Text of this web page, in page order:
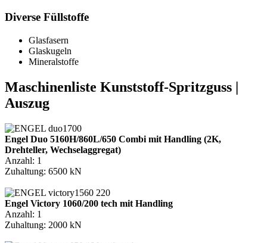
Diverse Füllstoffe
Glasfasern
Glaskugeln
Mineralstoffe
Maschinenliste Kunststoff-Spritzguss |
Auszug
Engel Duo 5160H/860L/650 Combi mit Handling (2K,
Drehteller, Wechselaggregat)
Anzahl: 1
Zuhaltung: 6500 kN
Engel Victory 1060/200 tech mit Handling
Anzahl: 1
Zuhaltung: 2000 kN